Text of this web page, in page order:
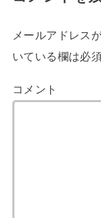
メールアドレス
いている欄は必
コメント